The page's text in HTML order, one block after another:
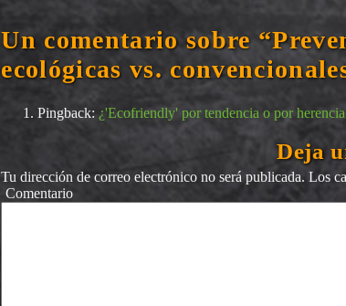
Un comentario sobre
ecológicas vs.
Pingback: ¿'Ecofriendly' por tendencia o por
Deja
Tu dirección de correo electrónico no será publicada. Los
Comentario